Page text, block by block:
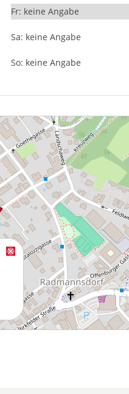
Fr: keine Angabe
Sa: keine Angabe
So: keine Angabe